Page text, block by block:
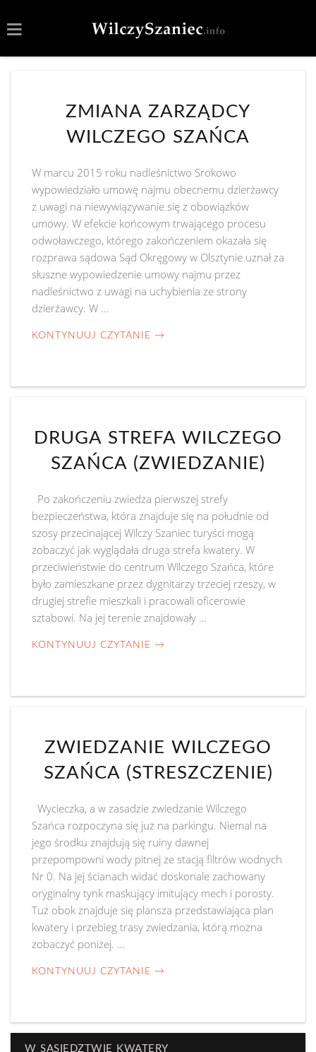
ZMIANA ZARZĄDCY
WILCZEGO SZAŃCA
W marcu 2015 roku nadleśnictwo Srokowo
wypowiedziało umowę najmu obecnemu dzierżawcy
z uwagi na niewywiązywanie się z obowiązków
umowy. W efekcie końcowym trwającego procesu
odwoławczego, którego zakończeniem okazała się
rozprawa sądowa Sąd Okręgowy w Olsztynie uznał za
słuszne wypowiedzenie umowy najmu przez
nadleśnictwo z uwagi na uchybienia ze strony
dzierżawcy. W …
KONTYNUUJ CZYTANIE →
DRUGA STREFA WILCZEGO
SZAŃCA (ZWIEDZANIE)
Po zakończeniu zwiedza pierwszej strefy
bezpieczeństwa, która znajduje się na południe od
szosy przecinającej Wilczy Szaniec turyści mogą
zobaczyć jak wyglądała druga strefa kwatery. W
przeciwieństwie do centrum Wilczego Szańca, które
było zamieszkane przez dygnitarzy trzeciej rzeszy, w
drugiej strefie mieszkali i pracowali oficerowie
sztabowi. Na jej terenie znajdowały …
KONTYNUUJ CZYTANIE →
ZWIEDZANIE WILCZEGO
SZAŃCA (STRESZCZENIE)
Wycieczka, a w zasadzie zwiedzanie Wilczego
Szańca rozpoczyna się już na parkingu. Niemal na
jego środku znajdują się ruiny dawnej
przepompowni wody pitnej ze stacją filtrów wodnych
Nr 0. Na jej ścianach widać doskonale zachowany
oryginalny tynk maskujący imitujący mech i porosty.
Tuż obok znajduje się plansza przedstawiająca plan
kwatery i przebieg trasy zwiedzania, którą można
zobaczyć poniżej. …
KONTYNUUJ CZYTANIE →
W SĄSIEDZTWIE KWATERY